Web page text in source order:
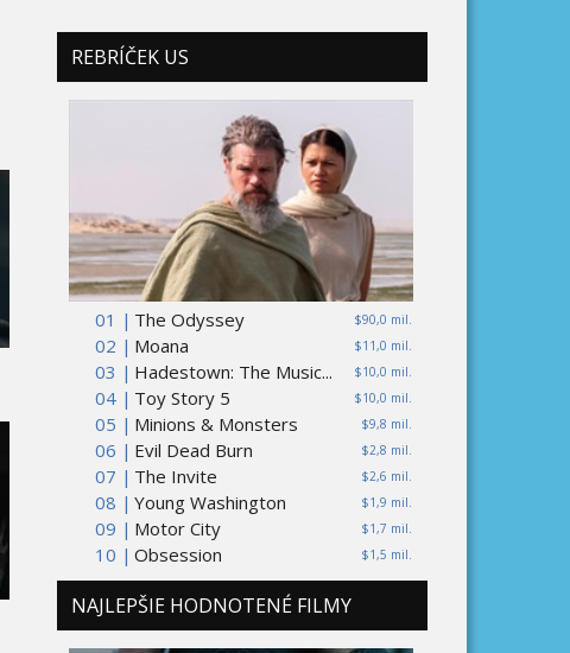
REBRÍČEK US
01 | $90,0 mil.
The Odyssey
02 |
$11,0 mil.
Moana
03 |
$10,0 mil.
Hadestown: The Music...
04 |
$10,0 mil.
Toy Story 5
05 |
$9,8 mil.
Minions & Monsters
06 |
$2,8 mil.
Evil Dead Burn
07 |
$2,6 mil.
The Invite
08 |
$1,9 mil.
Young Washington
09 |
$1,7 mil.
Motor City
10 |
$1,5 mil.
Obsession
NAJLEPŠIE HODNOTENÉ FILMY